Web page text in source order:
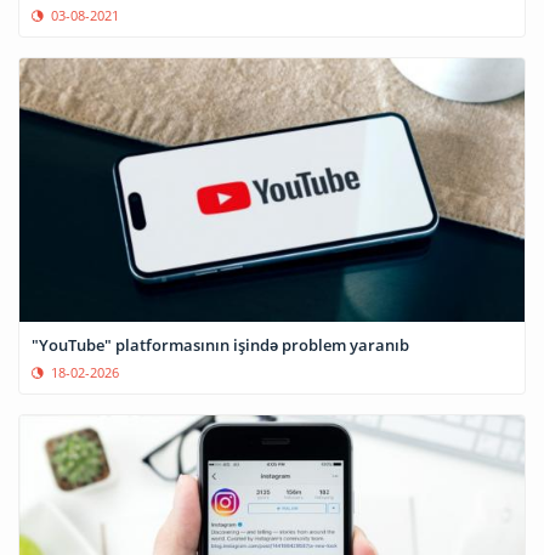
03-08-2021
"YouTube" platformasının işində problem yaranıb
18-02-2026